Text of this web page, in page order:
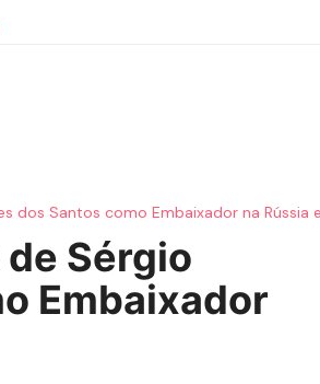
dos Santos como Embaixador na Rússia
Sérgio
Embaixador